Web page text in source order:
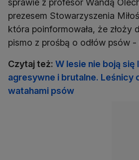
sprawie z profesor Wandą
prezesem Stowarzyszenia
która poinformowała, że złoży
pismo z prośbą o odłów psów
Czytaj też: W lesie nie boją się
agresywne i brutalne. Leśnicy
watahami psów